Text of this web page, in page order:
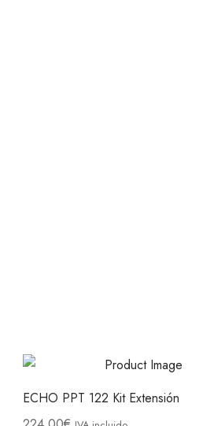
ECHO PPT 122 Kit Extensión